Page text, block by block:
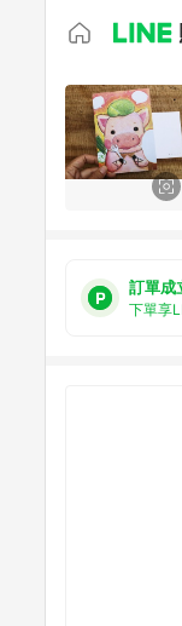
訂單成
下單享